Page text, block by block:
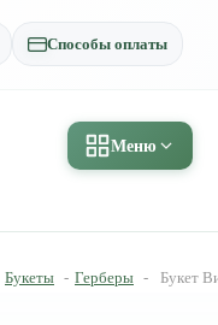
Способы оплаты
Меню
Букеты - Герберы - Букет